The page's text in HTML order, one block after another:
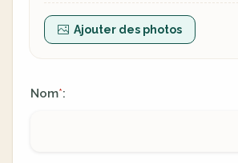
Ajouter des photos
Nom*: